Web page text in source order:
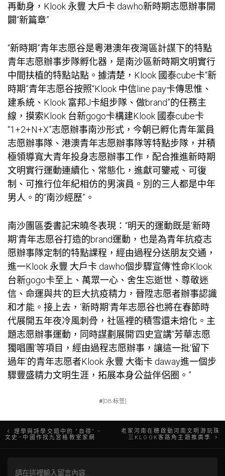
再動身， Klook 永豐 大戶卡 dawho新時期志愿辦事開
闢“新篇章”
“新時期”青年志愿谷是粵港澳年夜灣區計謀下的特點
青年志愿辦事步隊孵化器，是南沙區新時期文明實行
中間扶植的特點站點。據清楚， Klook 國泰cube卡“新
時期”青年志愿谷按照“Klook 中信line pay卡傳思惟、
建系統、 Klook 富邦J卡組步隊、做brand”的任務主
線，摸索Klook 台新gogo卡構建Klook 國泰cube卡
“1+2+N+X”志愿辦事南沙形式，今朝已孵化青年黨員
志愿辦事隊、港澳青年志愿辦事隊等特點步隊，并積
極領導寬大青年投身志愿辦事工作，配合推進新時期
文明實行運動連續化、常態化，進獻可鑒戒、可復
制、可推行位年紀相仿的男演員。別的三人都是中年
男人。的“南沙經歷”。
南沙團區委書記宋曉冬表現：“明天的運動既是‘新時
期’青年志愿谷打造的brand運動，也是為青年抗疫志
愿辦事隊定制的特點課程，經由過程分送朋友交通，
進一Klook 永豐 大戶卡 dawho個步驟宣傳‘性命Klook
台新gogo卡至上、萬眾一心、舍生忘逝世、尊敬迷
信、命運與共’的巨大抗疫精力，晉陞志愿者辦事認識
和才能。接上去，‘新時期’青年志愿谷也將在春節時
代展開五年夜冷風刺骨，社區裡的積雪還未熔化。主
題志愿辦事運動，同時謀劃展開‘四史宣講’‘芳華志愿
獨唱團’等項目，經由過程志愿辦事，讓這一批‘留下
過年’的青年志愿者Klook 永豐 大衛卡 daway進一個步
驟豐盛精力文明生涯，拓展本身公益伴侶圈。”
#[DB:标签]
文理學與詩學交錯中的 “自得” –
文史–中國作找九宮格教室家網
老家河南在穗啟動河南文明游玩珠
三KLOOK客路角主題推廣季